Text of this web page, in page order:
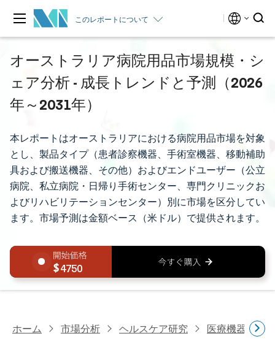
このレポートについて
オーストラリア病院用品市場規模・シ
ェア分析 - 成長トレンドと予測（2026
年～2031年）
本レポートはオーストラリアにおける病院用品市場を対象
とし、製品タイプ（患者診察機器、手術室機器、移動補助
具および搬送機器、その他）およびエンドユーザー（公立
病院、私立病院・日帰り手術センター、専門クリニックお
よびリハビリテーションセンター）別に市場を区分してい
ます。市場予測は金額ベース（米ドル）で提供されます。
4750
ホーム 市場分析 ヘルスケア研究 医療機器研究